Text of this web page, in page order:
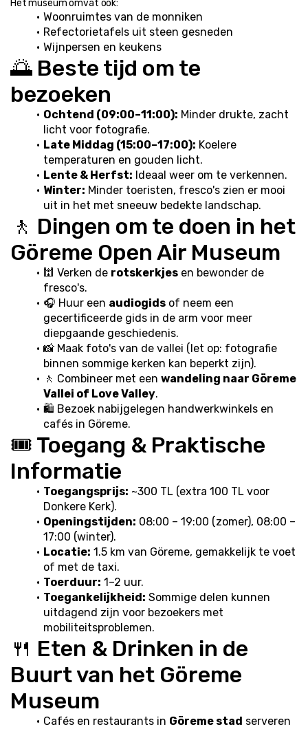
Het museum omvat ook:
Woonruimtes van de monniken
Refectorietafels uit steen gesneden
Wijnpersen en keukens
🌅 Beste tijd om te
bezoeken
Ochtend (09:00–11:00): Minder drukte, zacht
licht voor fotografie.
Late Middag (15:00–17:00): Koelere
temperaturen en gouden licht.
Lente & Herfst: Ideaal weer om te verkennen.
Winter: Minder toeristen, fresco's zien er mooi
uit in het met sneeuw bedekte landschap.
🚶 Dingen om te doen in het
Göreme Open Air Museum
🕍 Verken de rotskerkjes en bewonder de
fresco's.
🎧 Huur een audiogids of neem een
gecertificeerde gids in de arm voor meer
diepgaande geschiedenis.
📸 Maak foto's van de vallei (let op: fotografie
binnen sommige kerken kan beperkt zijn).
🚶 Combineer met een wandeling naar Göreme
Vallei of Love Valley.
🛍️ Bezoek nabijgelegen handwerkwinkels en
cafés in Göreme.
🎟️ Toegang & Praktische
Informatie
Toegangsprijs: ~300 TL (extra 100 TL voor
Donkere Kerk).
Openingstijden: 08:00 – 19:00 (zomer), 08:00 –
17:00 (winter).
Locatie: 1.5 km van Göreme, gemakkelijk te voet
of met de taxi.
Toerduur: 1–2 uur.
Toegankelijkheid: Sommige delen kunnen
uitdagend zijn voor bezoekers met
mobiliteitsproblemen.
🍴 Eten & Drinken in de
Buurt van het Göreme
Museum
Cafés en restaurants in Göreme stad serveren